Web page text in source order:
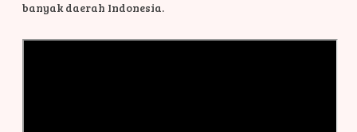
banyak daerah Indonesia.